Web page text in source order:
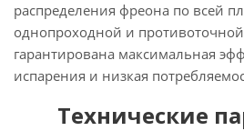
распределения фреона по всей
однопроходной и
гарантирована максимальная
испарения и низкая
Технические